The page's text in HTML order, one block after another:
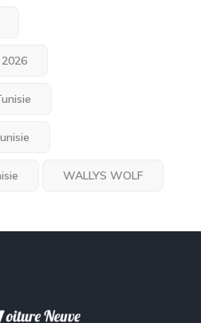
WALLYS WOLF